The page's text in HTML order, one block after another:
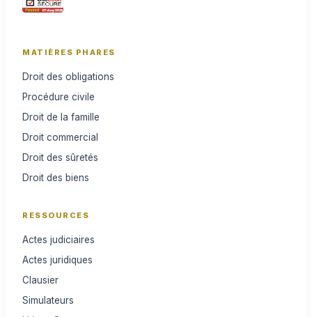
MATIÈRES PHARES
Droit des obligations
Procédure civile
Droit de la famille
Droit commercial
Droit des sûretés
Droit des biens
RESSOURCES
Actes judiciaires
Actes juridiques
Clausier
Simulateurs